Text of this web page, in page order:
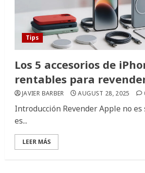
Tips
Los 5 accesorios de
rentables para
JAVIER BARBER AUGUST 28, 2025
Introducción Revender Apple no es
es...
LEER MÁS